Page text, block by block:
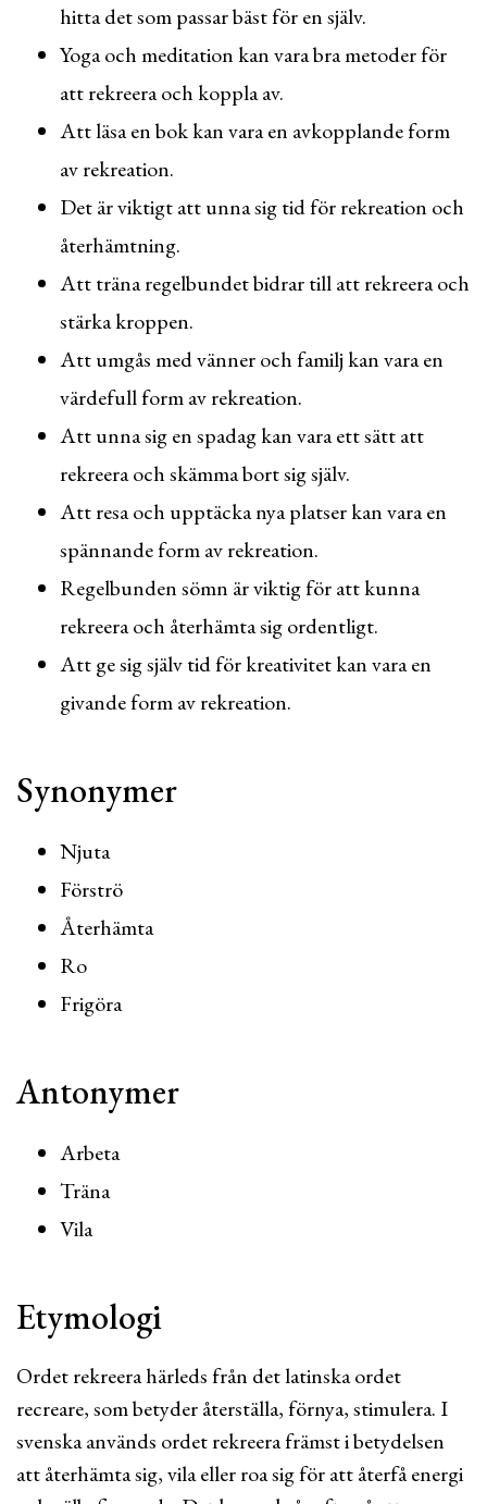
hitta det som passar bäst för en själv.
Yoga och meditation kan vara bra metoder för
att rekreera och koppla av.
Att läsa en bok kan vara en avkopplande form
av rekreation.
Det är viktigt att unna sig tid för rekreation och
återhämtning.
Att träna regelbundet bidrar till att rekreera och
stärka kroppen.
Att umgås med vänner och familj kan vara en
värdefull form av rekreation.
Att unna sig en spadag kan vara ett sätt att
rekreera och skämma bort sig själv.
Att resa och upptäcka nya platser kan vara en
spännande form av rekreation.
Regelbunden sömn är viktig för att kunna
rekreera och återhämta sig ordentligt.
Att ge sig själv tid för kreativitet kan vara en
givande form av rekreation.
Synonymer
Njuta
Förströ
Återhämta
Ro
Frigöra
Antonymer
Arbeta
Träna
Vila
Etymologi
Ordet rekreera härleds från det latinska ordet
recreare, som betyder återställa, förnya, stimulera. I
svenska används ordet rekreera främst i betydelsen
att återhämta sig, vila eller roa sig för att återfå energi